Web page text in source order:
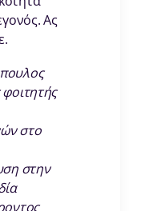
Ας
στο
στην